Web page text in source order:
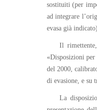
sostituiti (per
ad integrare
evasa già indicato).
Il
«Disposizioni
del 2000,
di evasione, e su
La